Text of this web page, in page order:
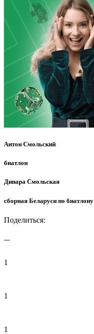
Антон Смольский
биатлон
Динара Смольская
сборная Беларуси по биатлону
Поделиться:
1
1
1